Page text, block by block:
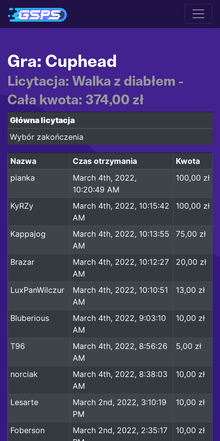
Gra: Cuphead
Licytacja: Walka z diabłem -
Cała kwota: 374,00 zł
Główna licytacja
Wybór zakończenia
Nazwa Czas otrzymania
Kwota
pianka
March 4th, 2022,
10:20:49 AM
100,00 zł
KyRZy
March 4th, 2022, 10:15:42
AM
100,00 zł
Kappajog
March 4th, 2022, 10:13:55
AM
75,00 zł
Brazar
March 4th, 2022, 10:12:27
AM
20,00 zł
LuxPanWilczur
March 4th, 2022, 10:10:51
AM
13,00 zł
Bluberious
March 4th, 2022, 9:03:10
AM
10,00 zł
T96
March 4th, 2022, 8:56:26
AM
5,00 zł
norciak
March 4th, 2022, 8:38:03
AM
10,00 zł
Lesarte
March 2nd, 2022, 3:10:19
PM
10,00 zł
Foberson
March 2nd, 2022, 2:35:17
10,00 zł